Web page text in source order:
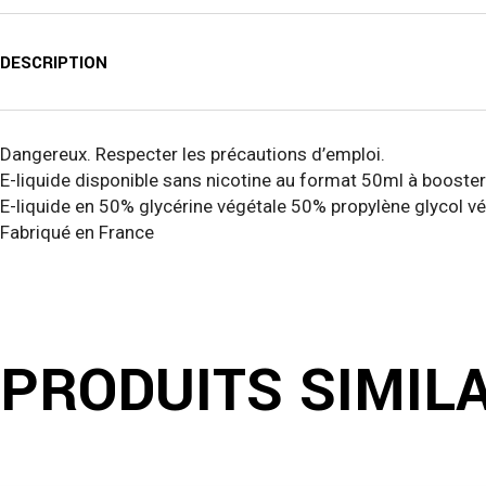
DESCRIPTION
Dangereux. Respecter les précautions d’emploi.
E-liquide disponible sans nicotine au format 50ml à booster
E-liquide en 50% glycérine végétale 50% propylène glycol
Fabriqué en France
PRODUITS